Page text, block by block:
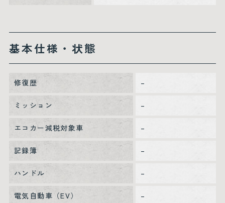
基本仕様・状態
修復歴 –
ミッション –
エコカー減税対象車 –
記録簿 –
ハンドル –
電気自動車（EV） –